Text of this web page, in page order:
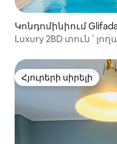
Կոնդոմինիում
Luxury 2BD տուն ՝
Հյուրերի սիրելի
Հյուրերի սիրելի